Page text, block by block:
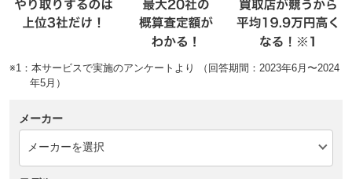
※1：本サービスで実施のアンケートより （回答期間：2023年6月〜2024
年5月）
メーカー